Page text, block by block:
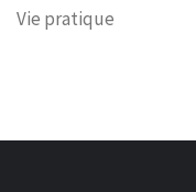
Vie pratique